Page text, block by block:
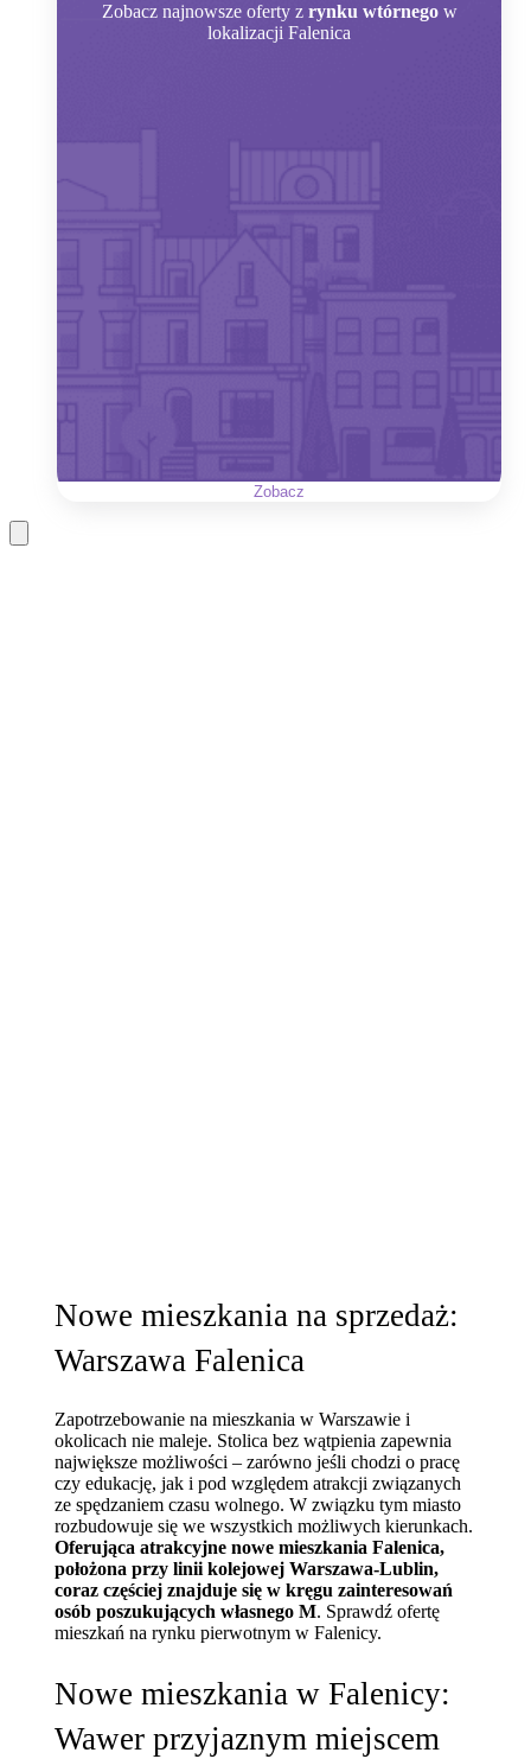
Zobacz najnowsze oferty z rynku wtórnego w
lokalizacji Falenica
Zobacz
Nowe mieszkania na sprzedaż:
Warszawa Falenica
Zapotrzebowanie na mieszkania w Warszawie i
okolicach nie maleje. Stolica bez wątpienia zapewnia
największe możliwości – zarówno jeśli chodzi o pracę
czy edukację, jak i pod względem atrakcji związanych
ze spędzaniem czasu wolnego. W związku tym miasto
rozbudowuje się we wszystkich możliwych kierunkach.
Oferująca atrakcyjne nowe mieszkania Falenica,
położona przy linii kolejowej Warszawa-Lublin,
coraz częściej znajduje się w kręgu zainteresowań
osób poszukujących własnego M. Sprawdź ofertę
mieszkań na rynku pierwotnym w Falenicy.
Nowe mieszkania w Falenicy:
Wawer przyjaznym miejscem